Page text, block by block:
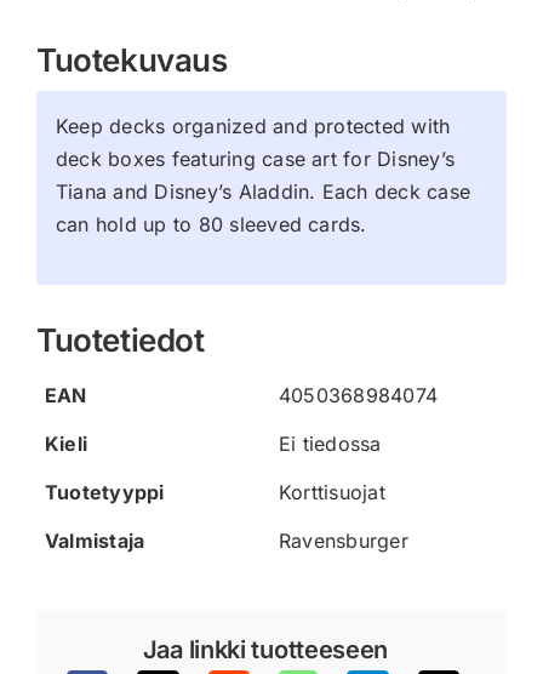
Tuotekuvaus
Keep decks organized and protected with
deck boxes featuring case art for Disney’s
Tiana and Disney’s Aladdin. Each deck case
can hold up to 80 sleeved cards.
Tuotetiedot
EAN
4050368984074
Kieli
Ei tiedossa
Tuotetyyppi
Korttisuojat
Valmistaja
Ravensburger
Jaa linkki tuotteeseen